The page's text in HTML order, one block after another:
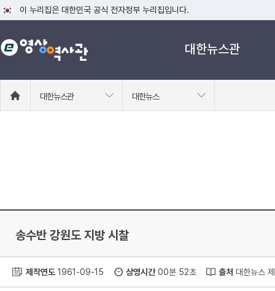
이 누리집은 대한민국 공식 전자정부 누리집입니다.
공식 누리집 주소 확인하기
go.kr 주소를 사용하는 누리집은 대한민국 정부기관이 관리하는 누리집입니
대한뉴스관
로
대한뉴스관 대한뉴스
송수반 강원도 지방 시찰
제작연도 1961-09-15 상영시간00분 52초 출처 대한뉴스